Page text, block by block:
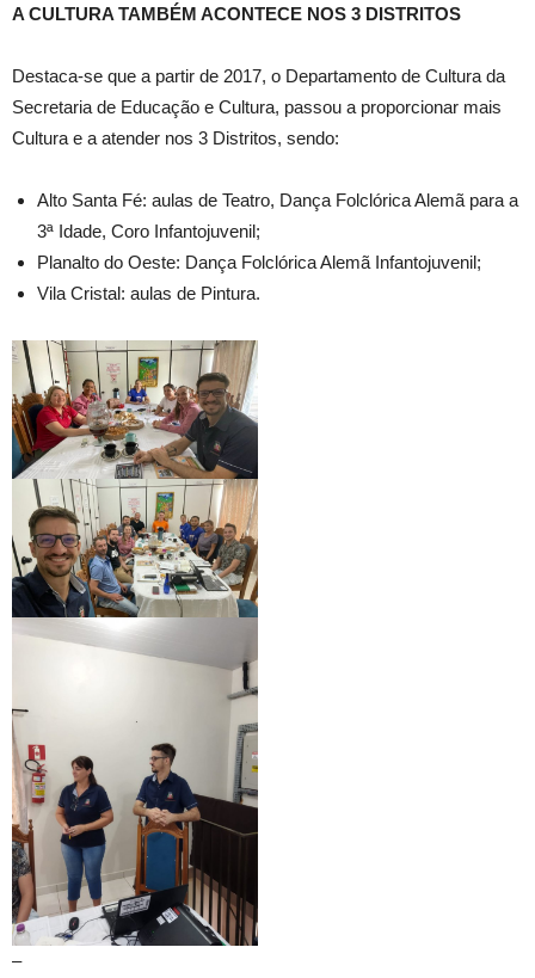
A CULTURA TAMBÉM ACONTECE NOS 3 DISTRITOS
Destaca-se que a partir de 2017, o Departamento de Cultura da
Secretaria de Educação e Cultura, passou a proporcionar mais
Cultura e a atender nos 3 Distritos, sendo:
Alto Santa Fé: aulas de Teatro, Dança Folclórica Alemã para a
3ª Idade, Coro Infantojuvenil;
Planalto do Oeste: Dança Folclórica Alemã Infantojuvenil;
Vila Cristal: aulas de Pintura.
–